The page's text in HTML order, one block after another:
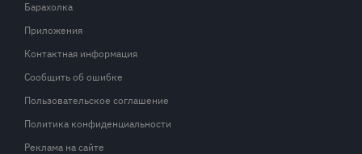
Барахолка
Приложения
Контактная информация
Сообщить об ошибке
Пользовательское соглашение
Политика конфиденциальности
Реклама на сайте